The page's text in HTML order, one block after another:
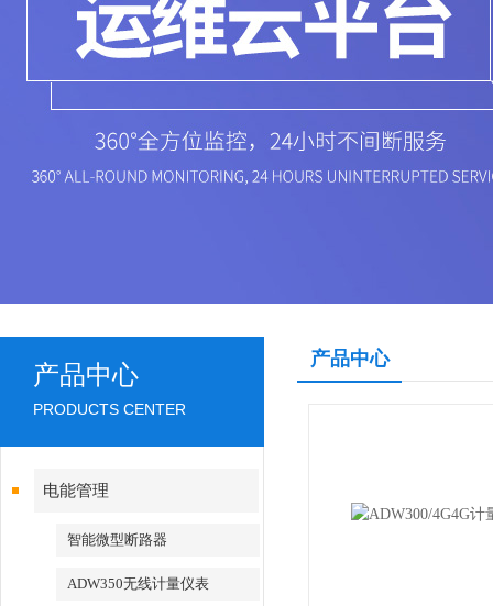
产品中心
PRODUCTS CENTER
电能管理
智能微型断路器
ADW350无线计量仪表
产品中心